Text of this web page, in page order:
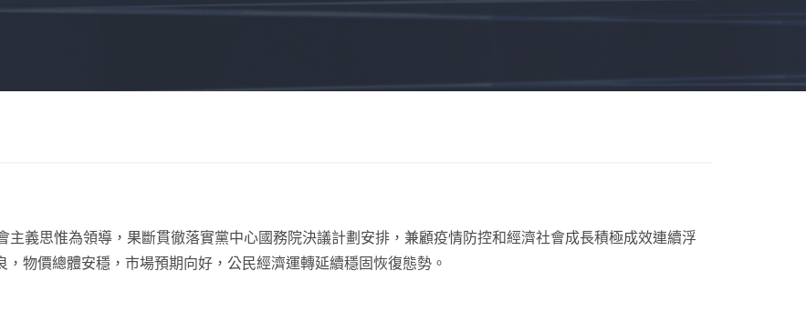
義思惟為領導，果斷貫徹落實黨中心國務院決議計劃安排，兼顧疫情防控和經濟社會成長積極成效連續浮
物價總體安穩，市場預期向好，公民經濟運轉延續穩固恢復態勢。